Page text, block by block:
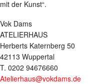
mit der Kunst“.
Vok Dams
ATELIERHAUS
Herberts Katernberg 50
42113 Wuppertal
T. 0202 94676660
Atelierhaus@vokdams.de